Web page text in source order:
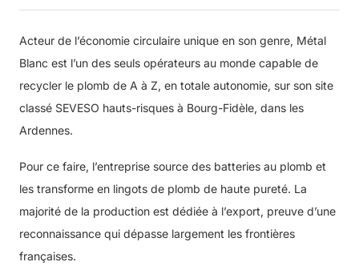
Acteur de l’économie circulaire unique en son genre, Métal
Blanc est l’un des seuls opérateurs au monde capable de
recycler le plomb de A à Z, en totale autonomie, sur son site
classé SEVESO hauts-risques à Bourg-Fidèle, dans les
Ardennes.
Pour ce faire, l’entreprise source des batteries au plomb et
les transforme en lingots de plomb de haute pureté. La
majorité de la production est dédiée à l’export, preuve d’une
reconnaissance qui dépasse largement les frontières
françaises.